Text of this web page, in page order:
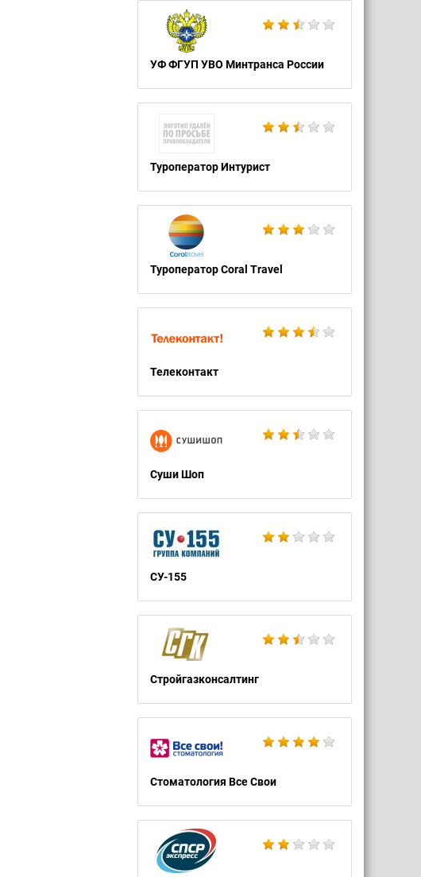
УФ ФГУП УВО Минтранса России
Туроператор Интурист
Туроператор Coral Travel
Телеконтакт
Суши Шоп
СУ-155
Стройгазконсалтинг
Стоматология Все Свои